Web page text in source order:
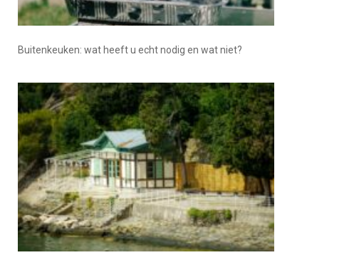
Buitenkeuken: wat heeft u echt nodig en wat niet?